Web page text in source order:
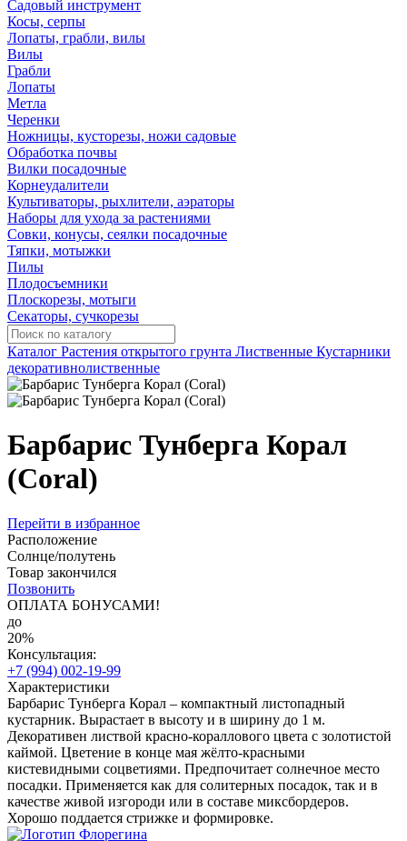
Садовый инструмент
Косы, серпы
Лопаты, грабли, вилы
Вилы
Грабли
Лопаты
Метла
Черенки
Ножницы, кусторезы, ножи садовые
Обработка почвы
Вилки посадочные
Корнеудалители
Культиваторы, рыхлители, аэраторы
Наборы для ухода за растениями
Совки, конусы, сеялки посадочные
Тяпки, мотыжки
Пилы
Плодосъемники
Плоскорезы, мотыги
Секаторы, сучкорезы
Каталог Растения открытого грунта Лиственные Кустарники
декоративнолиственные
Барбарис Тунберга Корал
(Coral)
Перейти в избранное
Расположение
Солнце/полутень
Товар закончился
Позвонить
ОПЛАТА БОНУСАМИ!
до
20%
Консультация:
+7 (994) 002-19-99
Характеристики
Барбарис Тунберга Корал – компактный листопадный
кустарник. Вырастает в высоту и в ширину до 1 м.
Декоративен листвой красно-кораллового цвета с золотистой
каймой. Цветение в конце мая жёлто-красными
кистевидными соцветиями. Предпочитает солнечное место
посадки. Применяется как для солитерных посадок, так и в
качестве живой изгороди или в составе миксбордеров.
Хорошо поддается стрижке и формировке.